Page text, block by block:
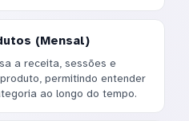
(Mensal)
a receita, sessões e
permitindo entender
ao longo do tempo.